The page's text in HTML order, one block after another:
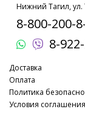
Нижний Тагил, ул.
8-800-200-
8-
Доставка
Оплата
Политика
Условия соглашения